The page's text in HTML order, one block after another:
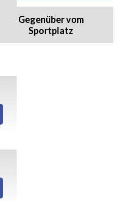
Gegenüber vom
Sportplatz